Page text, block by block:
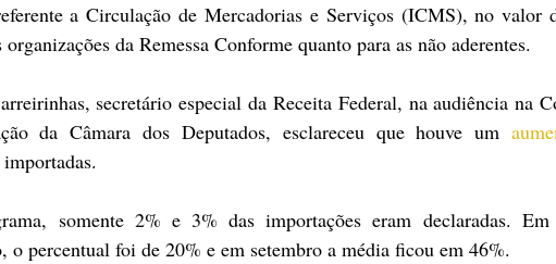
a Circulação de Mercadorias e Serviços (ICMS), no valor
da Remessa Conforme quanto para as não aderentes.
secretário especial da Receita Federal, na audiência na
da Câmara dos Deputados, esclareceu que houve um
somente 2% e 3% das importações eram declaradas. Em
o percentual foi de 20% e em setembro a média ficou em 46%.